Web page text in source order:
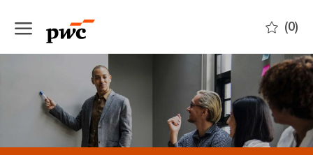
(0)